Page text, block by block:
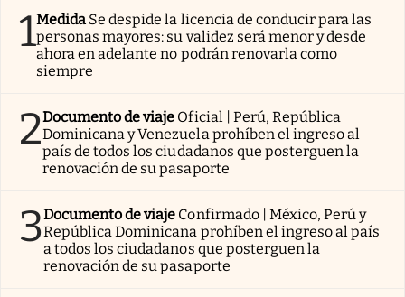
1Medida Se despide la licencia de conducir para las
personas mayores: su validez será menor y desde
ahora en adelante no podrán renovarla como
siempre
2Documento de viaje Oficial | Perú, República
Dominicana y Venezuela prohíben el ingreso al
país de todos los ciudadanos que posterguen la
renovación de su pasaporte
3Documento de viaje Confirmado | México, Perú y
República Dominicana prohíben el ingreso al país
a todos los ciudadanos que posterguen la
renovación de su pasaporte